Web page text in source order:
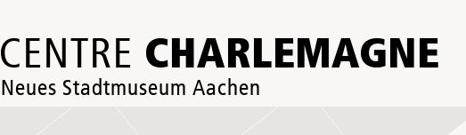
CENTRE CHARLEMAGNE
Neues Stadtmuseum Aachen